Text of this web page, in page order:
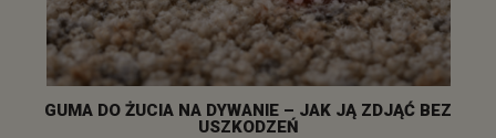
GUMA DO ŻUCIA NA DYWANIE – JAK JĄ ZDJĄĆ BEZ
USZKODZEŃ